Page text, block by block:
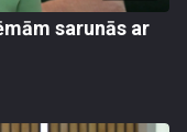
sarunās ar